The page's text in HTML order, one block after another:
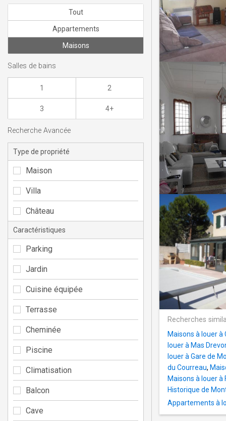
Recherches
Maisons à louer à
louer à Mas
louer à Gare de
du Courreau,
Maisons à louer à
Historique de
Appartements à
Tout
Appartements
Maisons
Salles de bains
1 2
3 4+
Recherche Avancée
Type de propriété
Maison
Villa
Château
Caractéristiques
Parking
Jardin
Cuisine équipée
Terrasse
Cheminée
Piscine
Climatisation
Balcon
Cave